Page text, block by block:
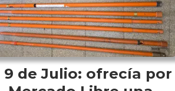
9 de Julio: ofrecía por